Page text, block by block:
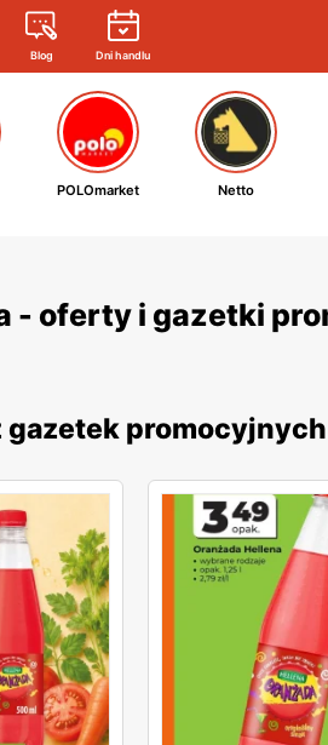
Blog Dni handlu
POLOmarket Netto
- oferty i gazetki
gazetek promocyjnych